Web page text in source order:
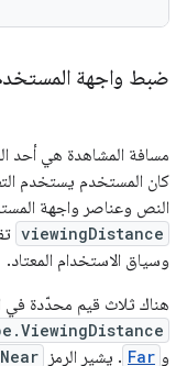
ضبط واجهة
مسافة المشاهدة هي أحد
كان المستخدم يستخدم
النص وعناصر واجهة
viewingDistance
وسياق الاستخدام المعتاد.
هناك ثلاث قيم محدّدة في
و Far . يشير الرمز Near